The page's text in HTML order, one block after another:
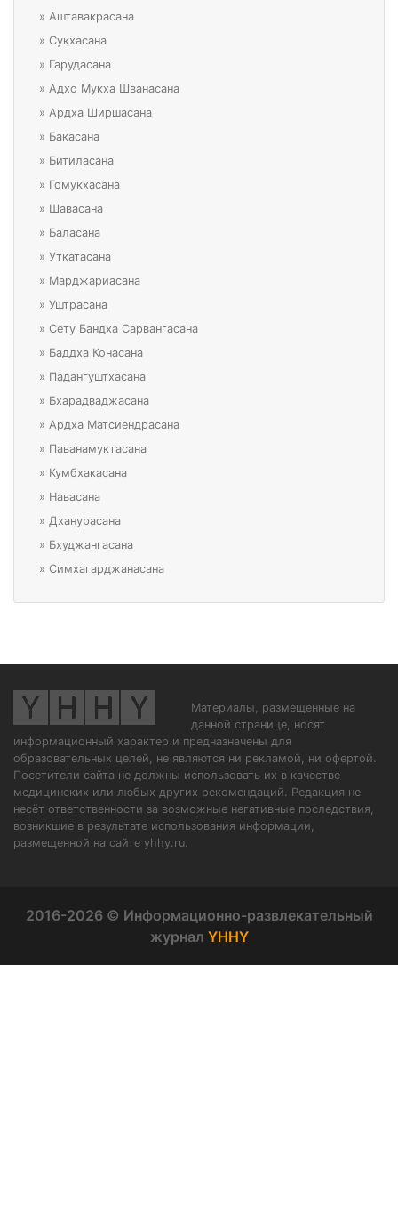
» Аштавакрасана
» Сукхасана
» Гарудасана
» Адхо Мукха Шванасана
» Ардха Ширшасана
» Бакасана
» Битиласана
» Гомукхасана
» Шавасана
» Баласана
» Уткатасана
» Марджариасана
» Уштрасана
» Сету Бандха Сарвангасана
» Баддха Конасана
» Падангуштхасана
» Бхарадваджасана
» Ардха Матсиендрасана
» Паванамуктасана
» Кумбхакасана
» Навасана
» Дханурасана
» Бхуджангасана
» Симхагарджанасана
Материалы, размещенные на
данной странице, носят
информационный характер и предназначены для
образовательных целей, не являются ни рекламой, ни офертой.
Посетители сайта не должны использовать их в качестве
медицинских или любых других рекомендаций. Редакция не
несёт ответственности за возможные негативные последствия,
возникшие в результате использования информации,
размещенной на сайте yhhy.ru.
2016-2026 © Информационно-развлекательный
журнал YHHY